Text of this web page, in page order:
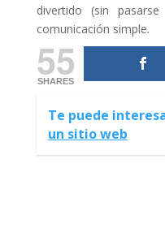
divertido (sin
comunicación simple.
55
SHARES
Te puede
un sitio web